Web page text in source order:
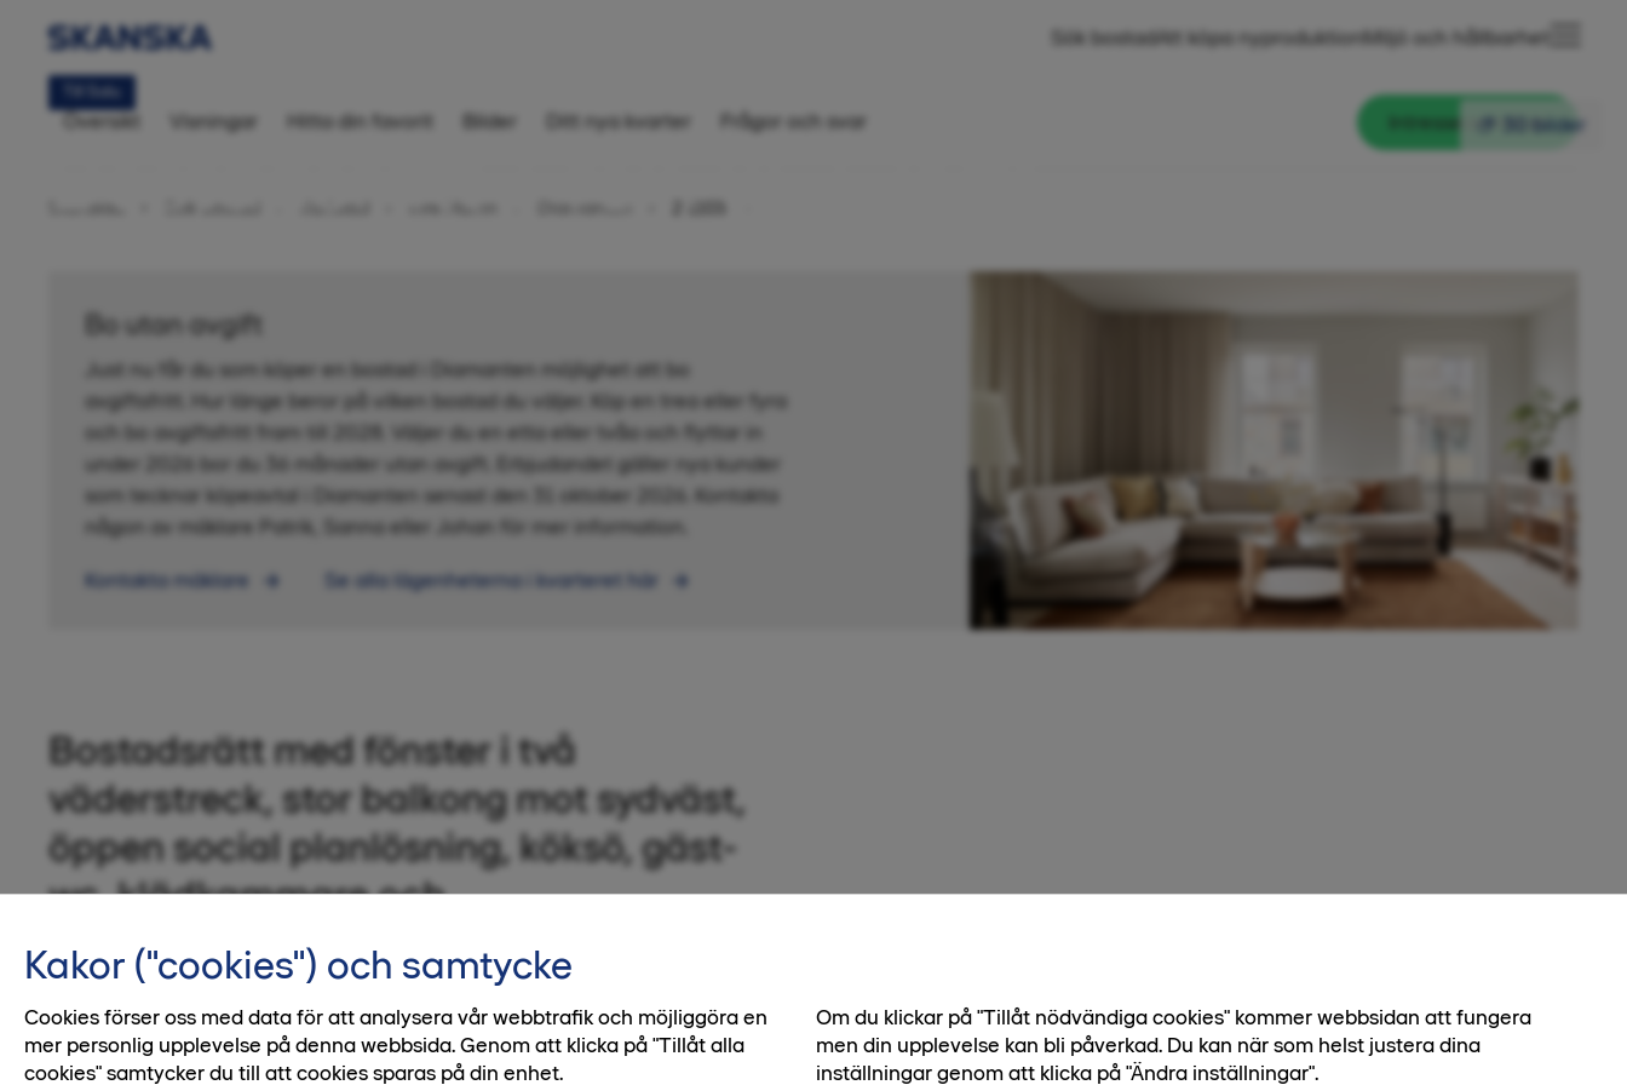
Sök bostadAtt köpa nyproduktionMiljö och hållbarhet
30 bilder
Till Salu
Bostadsrätt 3 rok, 85,5 kvm
Översikt Visningar Hitta din favorit Bilder Ditt nya kvarter Frågor och svar Intresseanmälan
Bo utan avgift
Just nu får du som köper en bostad i Diamanten möjlighet att bo
avgiftsfritt. Hur länge beror på vilken bostad du väljer. Köp en trea eller fyra
och bo avgiftsfritt fram till 2028. Väljer du en etta eller tvåa och flyttar in
under 2026 bor du 36 månader utan avgift. Erbjudandet gäller nya kunder
som tecknar köpeavtal i Diamanten senast den 31 oktober 2026. Kontakta
någon av mäklare Patrik, Sanna eller Johan för mer information.
Kontakta mäklare
Se alla lägenheterna i kvarteret här
Bostadsrätt med fönster i två
väderstreck, stor balkong mot sydväst,
öppen social planlösning, köksö, gäst-
wc, klädkammare och
skjutdörrsgarderober.
Välkommen till en rymlig gaveltrea med öppen planlösning och köksö
för den sociala familjen. Här kan du njuta av en stor inglasad balkong i
fint sydvästligt läge och fönster i flera väderstreck. Smarta lösningar
Status
Ledig
Pris
Kakor ("cookies") och samtycke
Cookies förser oss med data för att analysera vår webbtrafik och möjliggöra en
mer personlig upplevelse på denna webbsida. Genom att klicka på "Tillåt alla
cookies" samtycker du till att cookies sparas på din enhet.
Om du klickar på "Tillåt nödvändiga cookies" kommer webbsidan att fungera
men din upplevelse kan bli påverkad. Du kan när som helst justera dina
inställningar genom att klicka på "Ändra inställningar".